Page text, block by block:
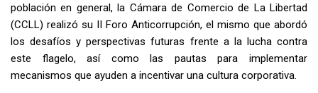
población en general, la Cámara de Comercio de La Libertad
(CCLL) realizó su II Foro Anticorrupción, el mismo que abordó
los desafíos y perspectivas futuras frente a la lucha contra
este flagelo, así como las pautas para implementar
mecanismos que ayuden a incentivar una cultura corporativa.